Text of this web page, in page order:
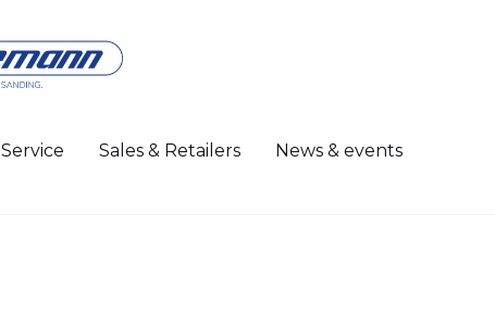
Service Sales & Retailers News & events